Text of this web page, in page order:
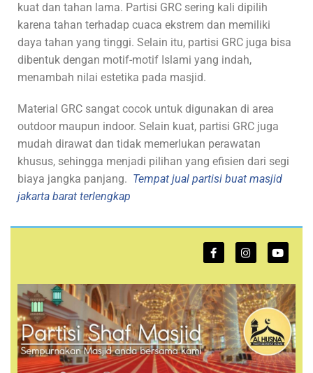
kuat dan tahan lama. Partisi GRC sering kali dipilih
karena tahan terhadap cuaca ekstrem dan memiliki
daya tahan yang tinggi. Selain itu, partisi GRC juga bisa
dibentuk dengan motif-motif Islami yang indah,
menambah nilai estetika pada masjid.
Material GRC sangat cocok untuk digunakan di area
outdoor maupun indoor. Selain kuat, partisi GRC juga
mudah dirawat dan tidak memerlukan perawatan
khusus, sehingga menjadi pilihan yang efisien dari segi
biaya jangka panjang. Tempat jual partisi buat masjid
jakarta barat terlengkap